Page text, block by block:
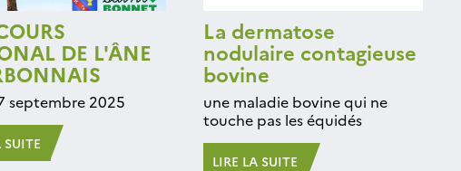
DE L'ÂNE
septembre 2025
SUITE
La dermatose
nodulaire contagieuse
bovine
une maladie bovine qui ne
touche pas les équidés
LIRE LA SUITE